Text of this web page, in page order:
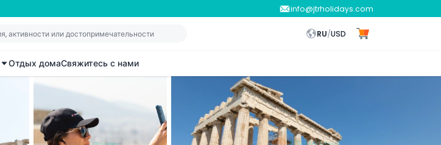
info@jtrholidays.com
RU/USD
Отдых домаСвяжитесь с нами